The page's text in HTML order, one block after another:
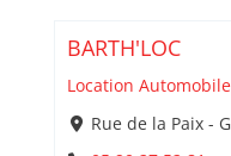
BARTH'LOC
Location Automobile
Rue de la Paix -